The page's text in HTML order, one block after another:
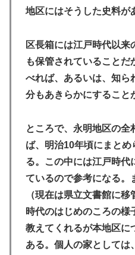
地区にはそうした史料が
区長箱には江戸時代以来
も保管されていることだ
べれば、あるいは、知ら
分もあきらかにすること
ところで、永明地区の全
ば、明治10年頃にまとめ
る。この中には江戸時代
ているので参考になる。
（現在は県立文書館に
時代のはじめのころの様
教えてくれるが本地区に
ある。個人の家としては